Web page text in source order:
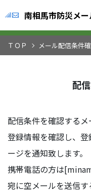
南相馬市防災メ
ＴＯＰ メール配信条件
配
配信条件を確認するメ
登録情報を確認し、
ージを通知致します。
携帯電話の方は
宛に空メールを送信